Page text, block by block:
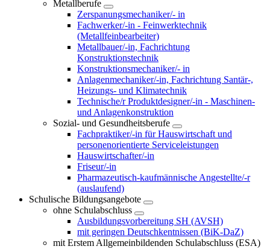
Metallberufe
Zerspanungsmechaniker/- in
Fachwerker/-in - Feinwerktechnik
(Metallfeinbearbeiter)
Metallbauer/-in, Fachrichtung
Konstruktionstechnik
Konstruktionsmechaniker/- in
Anlagenmechaniker/-in, Fachrichtung Santär-,
Heizungs- und Klimatechnik
Technische/r Produktdesigner/-in - Maschinen-
und Anlagenkonstruktion
Sozial- und Gesundheitsberufe
Fachpraktiker/-in für Hauswirtschaft und
personenorientierte Serviceleistungen
Hauswirtschafter/-in
Friseur/-in
Pharmazeutisch-kaufmännische Angestellte/-r
(auslaufend)
Schulische Bildungsangebote
ohne Schulabschluss
Ausbildungsvorbereitung SH (AVSH)
mit geringen Deutschkentnissen (BiK-DaZ)
mit Erstem Allgemeinbildenden Schulabschluss (ESA)